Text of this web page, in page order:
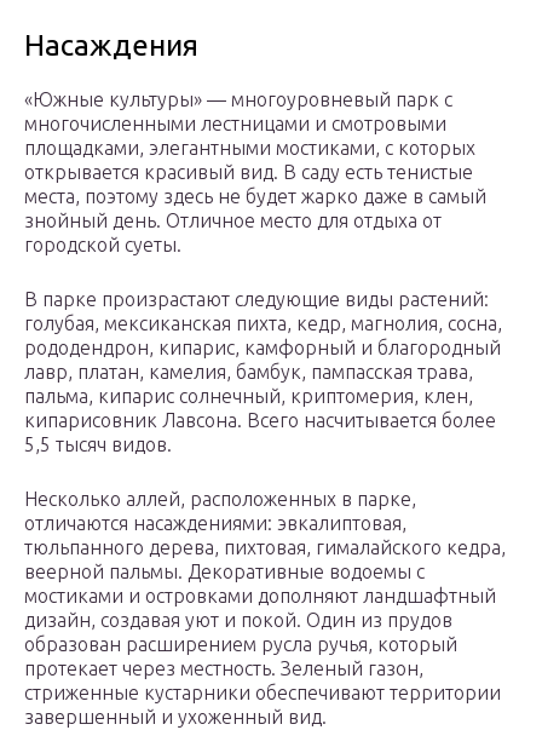
Насаждения
«Южные культуры» — многоуровневый парк с
многочисленными лестницами и смотровыми
площадками, элегантными мостиками, с которых
открывается красивый вид. В саду есть тенистые
места, поэтому здесь не будет жарко даже в самый
знойный день. Отличное место для отдыха от
городской суеты.
В парке произрастают следующие виды растений:
голубая, мексиканская пихта, кедр, магнолия, сосна,
рододендрон, кипарис, камфорный и благородный
лавр, платан, камелия, бамбук, пампасская трава,
пальма, кипарис солнечный, криптомерия, клен,
кипарисовник Лавсона. Всего насчитывается более
5,5 тысяч видов.
Несколько аллей, расположенных в парке,
отличаются насаждениями: эвкалиптовая,
тюльпанного дерева, пихтовая, гималайского кедра,
веерной пальмы. Декоративные водоемы с
мостиками и островками дополняют ландшафтный
дизайн, создавая уют и покой. Один из прудов
образован расширением русла ручья, который
протекает через местность. Зеленый газон,
стриженные кустарники обеспечивают территории
завершенный и ухоженный вид.